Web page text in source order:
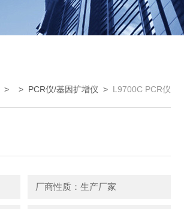
> > PCR仪/基因扩增仪 > L9700C PCR仪
厂商性质：生产厂家